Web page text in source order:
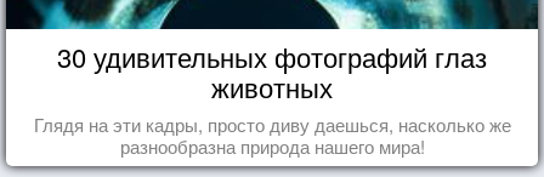
30 удивительных фотографий глаз
животных
Глядя на эти кадры, просто диву даешься, насколько же
разнообразна природа нашего мира!